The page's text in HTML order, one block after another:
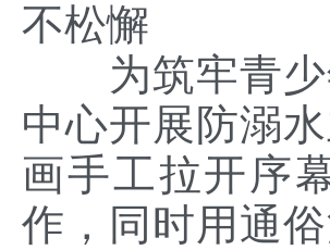
不松懈
为筑牢青
中心开展防溺
画手工拉开序
作，同时用通